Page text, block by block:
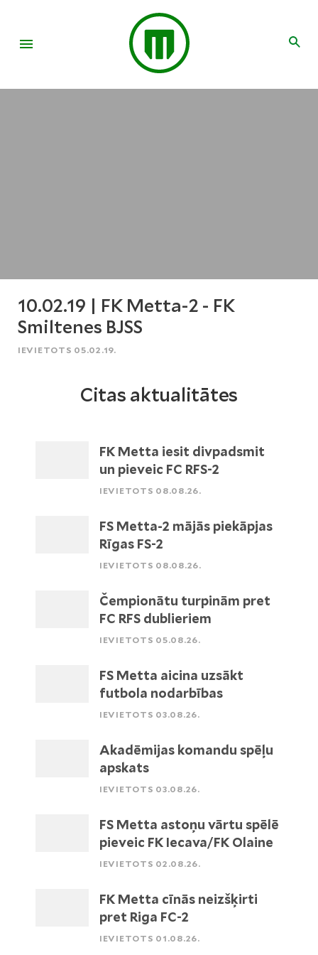
10.02.19 | FK Metta-2 - FK
Smiltenes BJSS
IEVIETOTS 05.02.19.
Citas aktualitātes
FK Metta iesit divpadsmit
un pieveic FC RFS-2
IEVIETOTS 08.08.26.
FS Metta-2 mājās piekāpjas
Rīgas FS-2
IEVIETOTS 08.08.26.
Čempionātu turpinām pret
FC RFS dublieriem
IEVIETOTS 05.08.26.
FS Metta aicina uzsākt
futbola nodarbības
IEVIETOTS 03.08.26.
Akadēmijas komandu spēļu
apskats
IEVIETOTS 03.08.26.
FS Metta astoņu vārtu spēlē
pieveic FK Iecava/FK Olaine
IEVIETOTS 02.08.26.
FK Metta cīnās neizšķirti
pret Riga FC-2
IEVIETOTS 01.08.26.